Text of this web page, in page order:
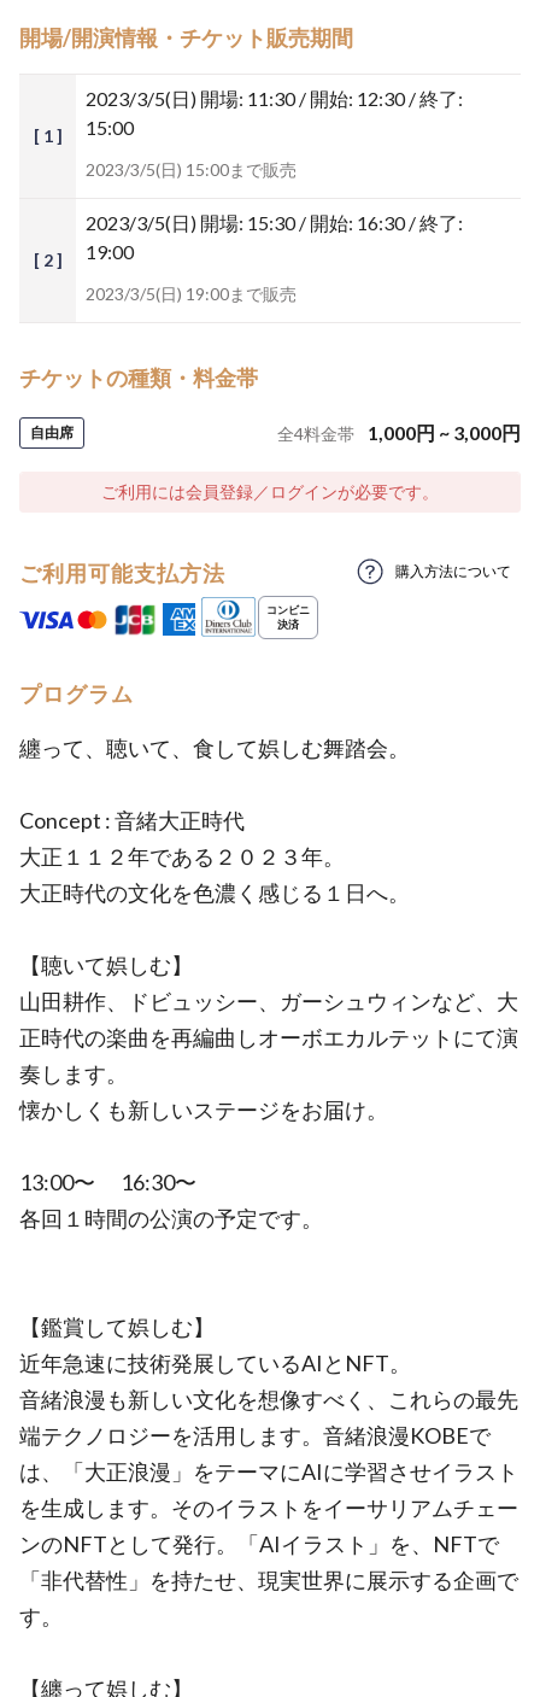
開場/開演情報・チケット販売期間
[ 1 ]
2023/3/5(日) 開場: 11:30 / 開始: 12:30 / 終了:
15:00
2023/3/5(日) 15:00まで販売
[ 2 ]
2023/3/5(日) 開場: 15:30 / 開始: 16:30 / 終了:
19:00
2023/3/5(日) 19:00まで販売
チケットの種類・料金帯
自由席 全4料金帯 1,000円 ~ 3,000円
ご利用には会員登録／ログインが必要です。
ご利用可能支払方法 購入方法について
プログラム
纏って、聴いて、食して娯しむ舞踏会。
Concept : 音緒大正時代
大正１１２年である２０２３年。
大正時代の文化を色濃く感じる１日へ。
【聴いて娯しむ】
山田耕作、ドビュッシー、ガーシュウィンなど、大
正時代の楽曲を再編曲しオーボエカルテットにて演
奏します。
懐かしくも新しいステージをお届け。
13:00〜 16:30〜
各回１時間の公演の予定です。
【鑑賞して娯しむ】
近年急速に技術発展しているAIとNFT。
音緒浪漫も新しい文化を想像すべく、これらの最先
端テクノロジーを活用します。音緒浪漫KOBEで
は、「大正浪漫」をテーマにAIに学習させイラスト
を生成します。そのイラストをイーサリアムチェー
ンのNFTとして発行。「AIイラスト」を、NFTで
「非代替性」を持たせ、現実世界に展示する企画で
す。
【纏って娯しむ】